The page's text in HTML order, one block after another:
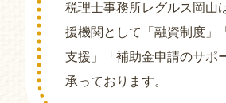
税理士事務所レグルス岡山
援機関として「融資制度」
支援」「補助金申請のサポ
承っております。